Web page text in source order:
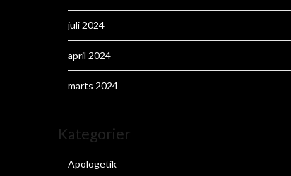
juli 2024
april 2024
marts 2024
Kategorier
Apologetik